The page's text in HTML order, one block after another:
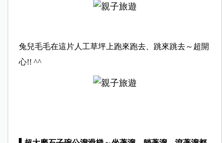
兔兒毛毛在這片人工草坪上跑來跑去、跳來跳去～超開
心!! ^^